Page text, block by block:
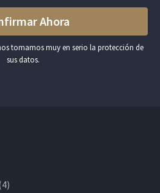
tomamos muy en serio la protección de
sus datos.